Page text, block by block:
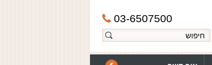
03-6507500